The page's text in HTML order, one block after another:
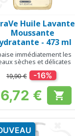
Aperçu rapide
Huile Lavante
Moussante
- 473 ml
immédiatement les
sèches et délicates
19,90 € -16%
Prix
€ 